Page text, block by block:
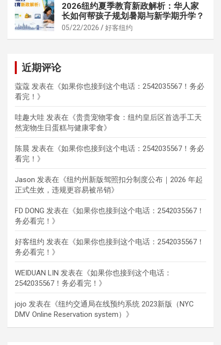
2026纽约夏季教育新政解析：华人家
长如何帮孩子规划暑期与新学期升学？
05/22/2026 好客纽约
近期评论
蔻蔻 发表在《如果你也接到这个电话：2542035567！务必
看完！ 》
哇趣大哇 发表在《贵贵宠物零食：纽约皇后区首选手工天
然宠物生日蛋糕与健康零食》
陈晨 发表在《如果你也接到这个电话：2542035567！务必
看完！ 》
Jason 发表在《纽约州新版驾照扣分制度公布｜2026 年起
正式生效，违规更容易被吊销》
FD DONG 发表在《如果你也接到这个电话：2542035567！
务必看完！ 》
好客纽约 发表在《如果你也接到这个电话：2542035567！
务必看完！ 》
WEIDUAN LIN 发表在《如果你也接到这个电话：
2542035567！务必看完！ 》
jojo 发表在《纽约交通局在线预约系统 2023新版（NYC
DMV Online Reservation system） 》